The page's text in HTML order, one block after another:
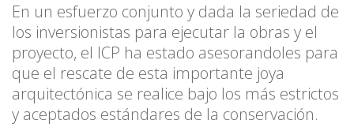
En un esfuerzo conjunto y dada la seriedad de
los inversionistas para ejecutar la obras y el
proyecto, el ICP ha estado asesorandoles para
que el rescate de esta importante joya
arquitectónica se realice bajo los más estrictos
y aceptados estándares de la conservación.